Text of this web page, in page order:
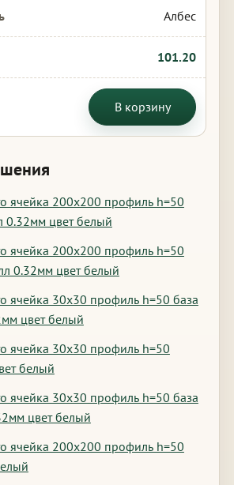
Албес
101.20
В корзину
ячейка 200х200 профиль h=50
0.32мм цвет белый
ячейка 200х200 профиль h=50
0.32мм цвет белый
ячейка 30х30 профиль h=50 база
цвет белый
ячейка 30х30 профиль h=50
белый
ячейка 30х30 профиль h=50 база
цвет белый
ячейка 200х200 профиль h=50